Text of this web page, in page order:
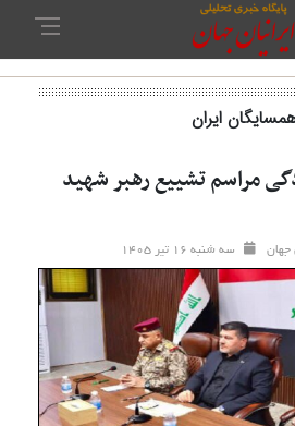
همسایگان ایران
مراسم تشییع رهبر شهید
جهان سه شنبه ۱۶ تير ۱۴۰۵